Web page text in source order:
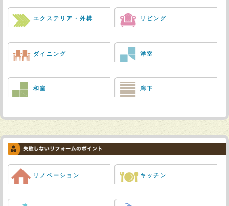
エクステリア・外構 リビング
ダイニング 洋室
和室 廊下
リノベーション キッチン